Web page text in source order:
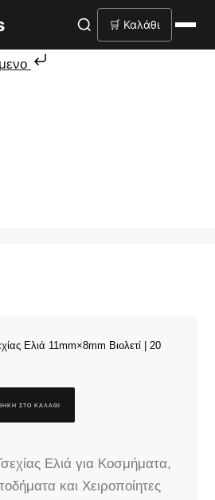
🛒 Καλάθι
Ελιά 11mm×8mm Βιολετί | 20
ΣΤΟ ΚΑΛΆΘΙ
Ελιά για Κοσμήματα,
και Χειροποίητες